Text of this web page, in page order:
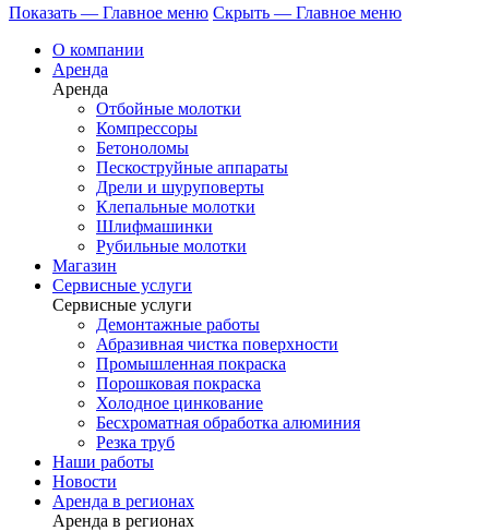
Показать — Главное меню Скрыть — Главное меню
О компании
Аренда
Аренда
Отбойные молотки
Компрессоры
Бетоноломы
Пескоструйные аппараты
Дрели и шуруповерты
Клепальные молотки
Шлифмашинки
Рубильные молотки
Магазин
Сервисные услуги
Сервисные услуги
Демонтажные работы
Абразивная чистка поверхности
Промышленная покраска
Порошковая покраска
Холодное цинкование
Бесхроматная обработка алюминия
Резка труб
Наши работы
Новости
Аренда в регионах
Аренда в регионах